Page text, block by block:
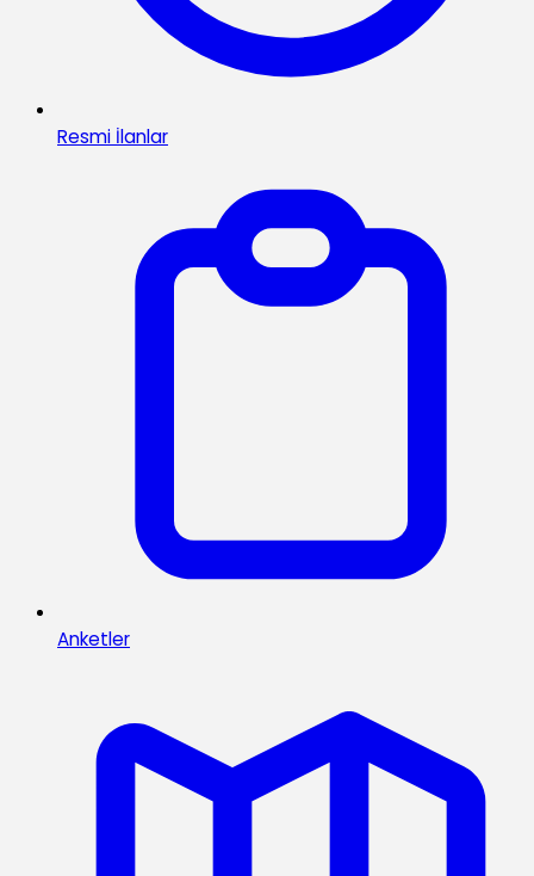
Resmi İlanlar
Anketler